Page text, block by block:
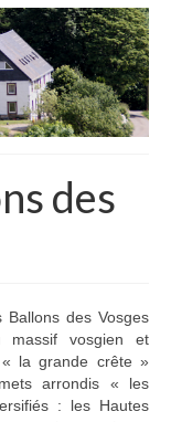
des
des Vosges
vosgien et
« la grande crête »
arrondis « les
: les Hautes